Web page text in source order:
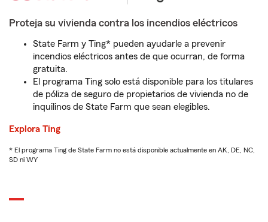
Proteja su vivienda contra los incendios eléctricos
State Farm y Ting* pueden ayudarle a prevenir
incendios eléctricos antes de que ocurran, de forma
gratuita.
El programa Ting solo está disponible para los titulares
de póliza de seguro de propietarios de vivienda no de
inquilinos de State Farm que sean elegibles.
Explora Ting
* El programa Ting de State Farm no está disponible actualmente en AK, DE, NC,
SD ni WY